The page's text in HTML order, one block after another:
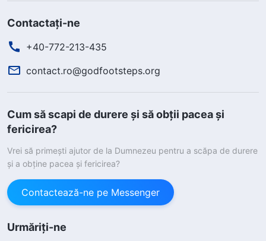
Contactați-ne
+40-772-213-435
contact.ro@godfootsteps.org
Cum să scapi de durere și să obții pacea și
fericirea?
Vrei să primești ajutor de la Dumnezeu pentru a scăpa de durere
și a obține pacea și fericirea?
Contactează-ne pe Messenger
Urmăriți-ne